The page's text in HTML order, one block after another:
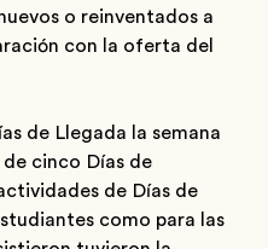
o reinventados a
con la oferta del
de Llegada la semana
cinco Días de
de Días de
como para las